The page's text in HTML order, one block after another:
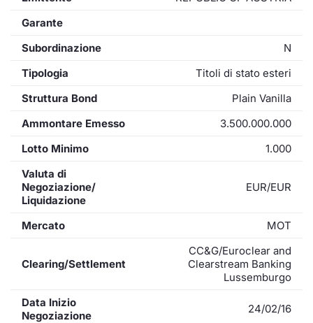
Garante
Subordinazione
N
Tipologia
Titoli di stato esteri
Struttura Bond
Plain Vanilla
Ammontare Emesso
3.500.000.000
Lotto Minimo
1.000
Valuta di
Negoziazione/
Liquidazione
EUR/EUR
Mercato MOT
Clearing/Settlement
CC&G/Euroclear and
Clearstream Banking
Lussemburgo
Data Inizio
Negoziazione
24/02/16